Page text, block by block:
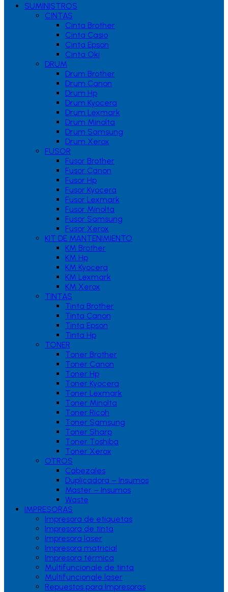
SUMINISTROS
CINTAS
Cinta Brother
Cinta Casio
Cinta Epson
Cinta Oki
DRUM
Drum Brother
Drum Canon
Drum Hp
Drum Kyocera
Drum Lexmark
Drum Minolta
Drum Samsung
Drum Xerox
FUSOR
Fusor Brother
Fusor Canon
Fusor Hp
Fusor Kyocera
Fusor Lexmark
Fusor Minolta
Fusor Samsung
Fusor Xerox
KIT DE MANTENIMIENTO
KM Brother
KM Hp
KM Kyocera
KM Lexmark
KM Xerox
TINTAS
Tinta Brother
Tinta Canon
Tinta Epson
Tinta Hp
TONER
Toner Brother
Toner Canon
Toner Hp
Toner Kyocera
Toner Lexmark
Toner Minolta
Toner Ricoh
Toner Samsung
Toner Sharp
Toner Toshiba
Toner Xerox
OTROS
Cabezales
Duplicadora – Insumos
Master – Insumos
Waste
IMPRESORAS
Impresora de etiquetas
Impresora de tinta
Impresora laser
Impresora matricial
Impresora térmica
Multifuncionale de tinta
Multifuncionale laser
Repuestos para Impresoras